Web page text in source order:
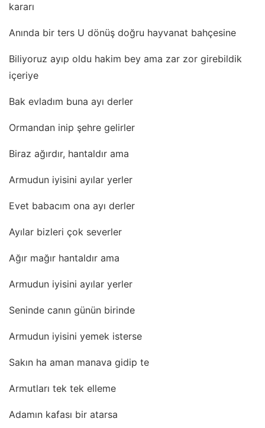
kararı
Anında bir ters U dönüş doğru hayvanat bahçesine
Biliyoruz ayıp oldu hakim bey ama zar zor girebildik
içeriye
Bak evladım buna ayı derler
Ormandan inip şehre gelirler
Biraz ağırdır, hantaldır ama
Armudun iyisini ayılar yerler
Evet babacım ona ayı derler
Ayılar bizleri çok severler
Ağır mağır hantaldır ama
Armudun iyisini ayılar yerler
Seninde canın günün birinde
Armudun iyisini yemek isterse
Sakın ha aman manava gidip te
Armutları tek tek elleme
Adamın kafası bir atarsa